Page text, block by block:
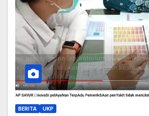
BERITA UKP